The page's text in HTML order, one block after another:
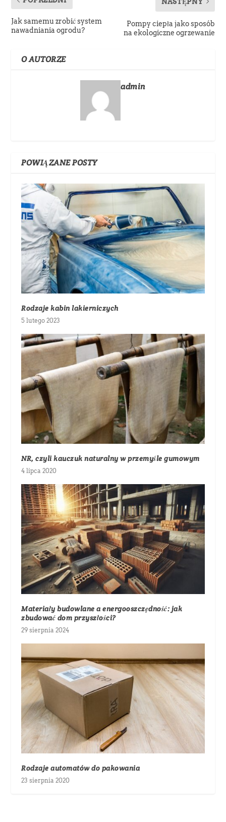
Jak samemu zrobić system
nawadniania ogrodu?
NASTĘPNY
Pompy ciepła jako sposób
na ekologiczne ogrzewanie
O AUTORZE
admin
POWIĄZANE POSTY
Rodzaje kabin lakierniczych
5 lutego 2023
NR, czyli kauczuk naturalny w przemyśle gumowym
4 lipca 2020
Materiały budowlane a energooszczędność: jak
zbudować dom przyszłości?
29 sierpnia 2024
Rodzaje automatów do pakowania
23 sierpnia 2020